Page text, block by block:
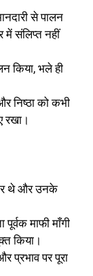
से पालन
में संलिप्त नहीं
किया, भले ही
निष्ठा को कभी
रखा।
थे और उनके
माफी माँगी
किया।
प्रभाव पर पूरा